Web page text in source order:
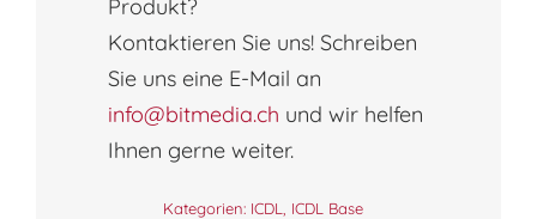
Kurs)
Menge
Produkt?
Kontaktieren Sie uns! Schreiben
Sie uns eine E-Mail an
info@bitmedia.ch und wir helfen
Ihnen gerne weiter.
Kategorien: ICDL, ICDL Base